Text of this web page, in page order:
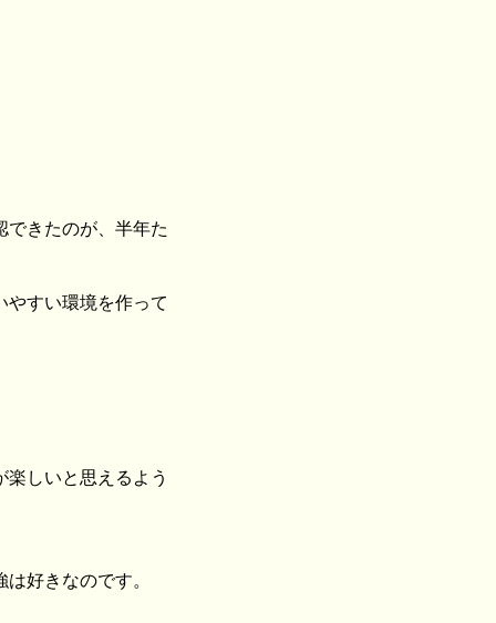
できたのが、半年た
やすい環境を作って
しいと思えるよう
好きなのです。